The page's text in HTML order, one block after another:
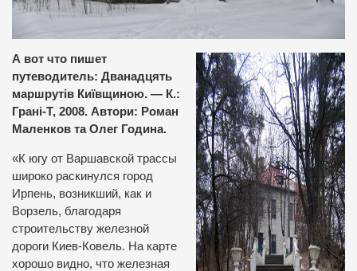
А вот что пишет
путеводитель: Дванадцять
маршрутів Київщиною. — К.:
Грані-Т, 2008. Автори: Роман
Маленков та Олег Година.
«К югу от Варшавской трассы
широко раскинулся город
Ирпень, возникший, как и
Ворзель, благодаря
строительству железной
дороги Киев-Ковель. На карте
хорошо видно, что железная